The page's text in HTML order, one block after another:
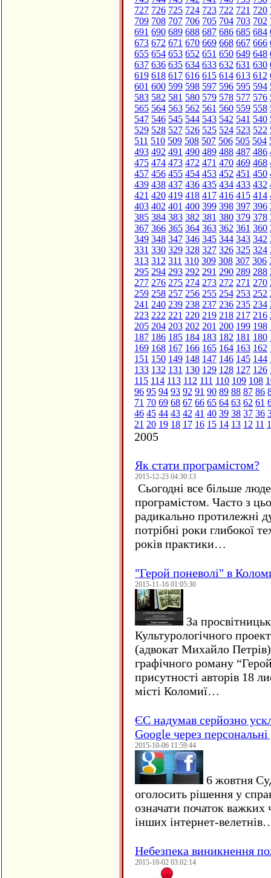
727 726 725 724 723 722 721 720
709 708 707 706 705 704 703 702
691 690 689 688 687 686 685 684
673 672 671 670 669 668 667 666
655 654 653 652 651 650 649 648
637 636 635 634 633 632 631 630
619 618 617 616 615 614 613 612
601 600 599 598 597 596 595 594
583 582 581 580 579 578 577 576
565 564 563 562 561 560 559 558
547 546 545 544 543 542 541 540
529 528 527 526 525 524 523 522
511 510 509 508 507 506 505 504
493 492 491 490 489 488 487 486
475 474 473 472 471 470 469 468
457 456 455 454 453 452 451 450
439 438 437 436 435 434 433 432
421 420 419 418 417 416 415 414
403 402 401 400 399 398 397 396
385 384 383 382 381 380 379 378
367 366 365 364 363 362 361 360
349 348 347 346 345 344 343 342
331 330 329 328 327 326 325 324
313 312 311 310 309 308 307 306
295 294 293 292 291 290 289 288
277 276 275 274 273 272 271 270
259 258 257 256 255 254 253 252
241 240 239 238 237 236 235 234
223 222 221 220 219 218 217 216
205 204 203 202 201 200 199 198
187 186 185 184 183 182 181 180
169 168 167 166 165 164 163 162
151 150 149 148 147 146 145 144
133 132 131 130 129 128 127 126
115 114 113 112 111 110 109 108
96 95 94 93 92 91 90 89 88 87 86
71 70 69 68 67 66 65 64 63 62 61
46 45 44 43 42 41 40 39 38 37 36
21 20 19 18 17 16 15 14 13 12 11
2005
Як стати програмістом?
2015-12-23 04:30:13
Сьогодні все більше
програмістом. Часто з
радикально протилежні
потрібні роки глибокої
років практики…
"Герой поневолі" в
2015-11-16 01:05:30
За
Культурологічного
(адвокат Михайло
графічного роману
присутності авторів 18
місті Коломиї…
ЄC надумав серйозно
Google через персональні
2015-10-06 11:59:44
6 жовтня
оголосить рішення у
означати початок важких
інших інтернет-
Небезпека виникнення
2015-10-02 03:02:14